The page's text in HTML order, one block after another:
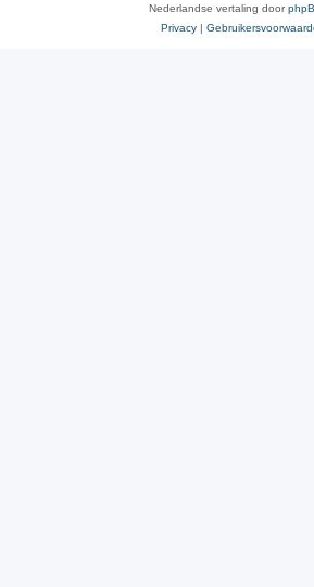
Nederlandse vertaling door
Privacy |